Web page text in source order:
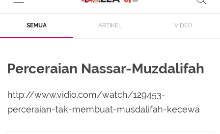
SEMUA ARTIKEL VIDEO
Perceraian Nassar-Muzdalifah
http://www.vidio.com/watch/129453-
perceraian-tak-membuat-musdalifah-kecewa